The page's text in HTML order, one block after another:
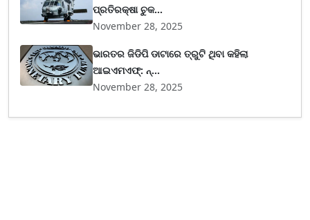
ପ୍ରତିରକ୍ଷା ଚୁକ...
November 28, 2025
ଭାରତର ଜିଡିପି ଡାଟାରେ ତ୍ରୁଟି ଥିବା କହିଲା
ଆଇଏମଏଫ୍‌: ନ୍...
November 28, 2025